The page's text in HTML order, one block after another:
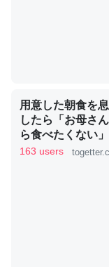
位置情報を共有
─たまにLINEするく
コミュニケーション
ちょうど同じ理
とかSpotifyを支
り時間を日数に
それを実質100
─たまにLINEするく
コミュニケーショ
用意した朝食を
したら「お母さ
ら食べたくない
食べなくていい
163 users